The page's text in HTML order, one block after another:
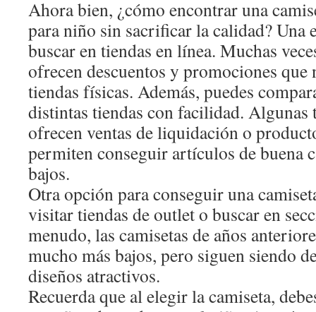
Ahora bien, ¿cómo encontrar una
para niño sin sacrificar la calidad? Una
buscar en tiendas en línea. Muchas
ofrecen descuentos y promociones que
tiendas físicas. Además, puedes
distintas tiendas con facilidad. Algunas
ofrecen ventas de liquidación o
permiten conseguir artículos de buena
bajos.
Otra opción para conseguir una
visitar tiendas de outlet o buscar en
menudo, las camisetas de años
mucho más bajos, pero siguen siendo
diseños atractivos.
Recuerda que al elegir la camiseta,